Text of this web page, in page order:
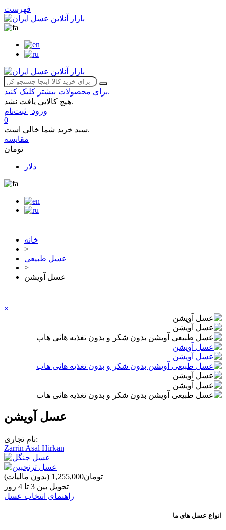
فهرست
برای محصولات بیشتر کلیک کنید.
هیچ کالایی یافت نشد.
ورود | ثبت‌نام
0
سبد خرید شما خالی است.
مقایسه
خانه
>
عسل طبیعی
>
عسل آویشن
×
عسل آویشن
نام تجاری:
Zarrin Asal Hirkan
‎تومان1,255,000
(بدون مالیات)
تحویل بین 3 تا 4 روز
راهنمای انتخاب عسل
انواع عسل های ما